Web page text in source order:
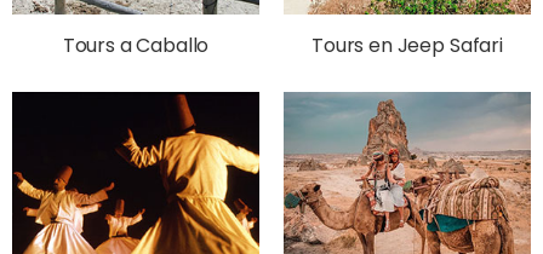
Tours a Caballo Tours en Jeep Safari